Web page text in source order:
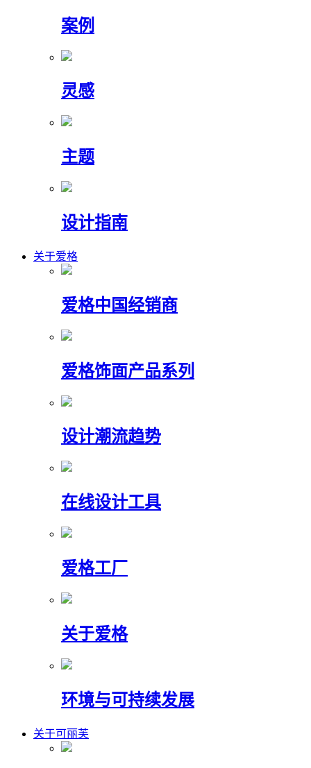
案例
灵感
主题
设计指南
关于爱格
爱格中国经销商
爱格饰面产品系列
设计潮流趋势
在线设计工具
爱格工厂
关于爱格
环境与可持续发展
关于可丽芙